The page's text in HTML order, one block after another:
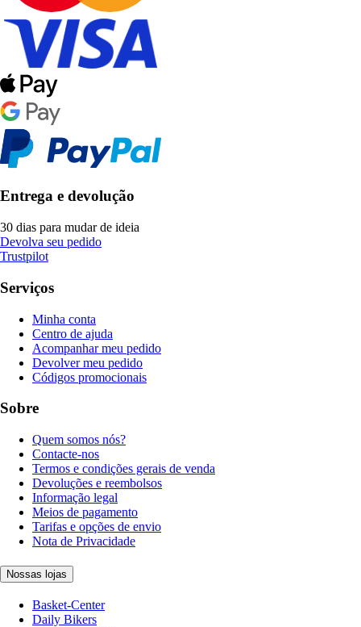
Entrega e devolução
30 dias para mudar de ideia
Devolva seu pedido
Trustpilot
Serviços
Minha conta
Centro de ajuda
Acompanhar meu pedido
Devolver meu pedido
Códigos promocionais
Sobre
Quem somos nós?
Contacte-nos
Termos e condições gerais de venda
Devoluções e reembolsos
Informação legal
Meios de pagamento
Tarifas e opções de envio
Nota de Privacidade
Nossas lojas
Basket-Center
Daily Bikers